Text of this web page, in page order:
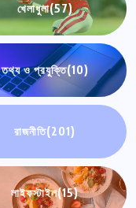
খেলাধুলা(57)
তথ্য ও প্রযুক্তি(10)
রাজনীতি(201)
লাইফস্টাইল(15)